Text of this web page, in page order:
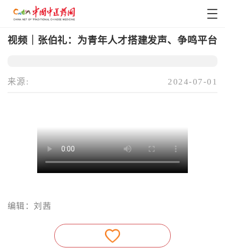
视频｜张伯礼：为青年人才搭建发声、争鸣平台
来源: 2024-07-01
编辑：刘茜